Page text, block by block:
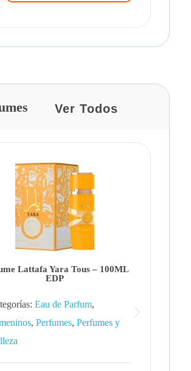
Ver Todos
Lattafa Yara Tous – 100ML
EDP
Eau de Parfum,
, Perfumes, Perfumes y